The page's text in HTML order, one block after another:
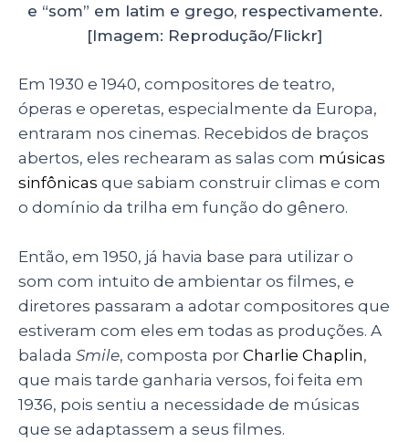
e “som” em latim e grego, respectivamente.
[Imagem: Reprodução/Flickr]
Em 1930 e 1940, compositores de teatro,
óperas e operetas, especialmente da Europa,
entraram nos cinemas. Recebidos de braços
abertos, eles rechearam as salas com músicas
sinfônicas que sabiam construir climas e com
o domínio da trilha em função do gênero.
Então, em 1950, já havia base para utilizar o
som com intuito de ambientar os filmes, e
diretores passaram a adotar compositores que
estiveram com eles em todas as produções. A
balada Smile, composta por Charlie Chaplin,
que mais tarde ganharia versos, foi feita em
1936, pois sentiu a necessidade de músicas
que se adaptassem a seus filmes.